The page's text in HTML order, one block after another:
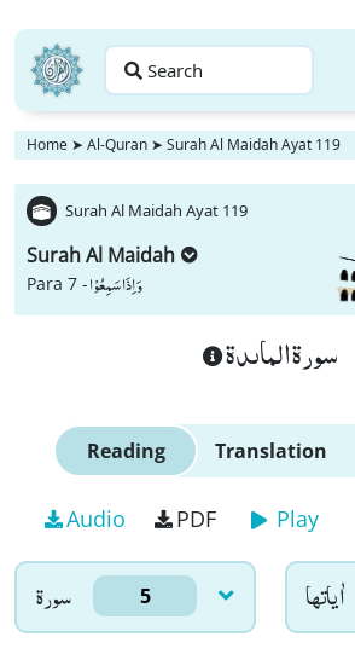
Search
Home ➤ Al-Quran ➤ Surah Al Maidah Ayat 119
Surah Al Maidah Ayat 119
Surah Al Maidah
Para 7 -وَ اِذَا سَمِعُوْا
سورة الماىدة
Reading Translation
Audio PDF Play
سورۃ 5 اٰياتها